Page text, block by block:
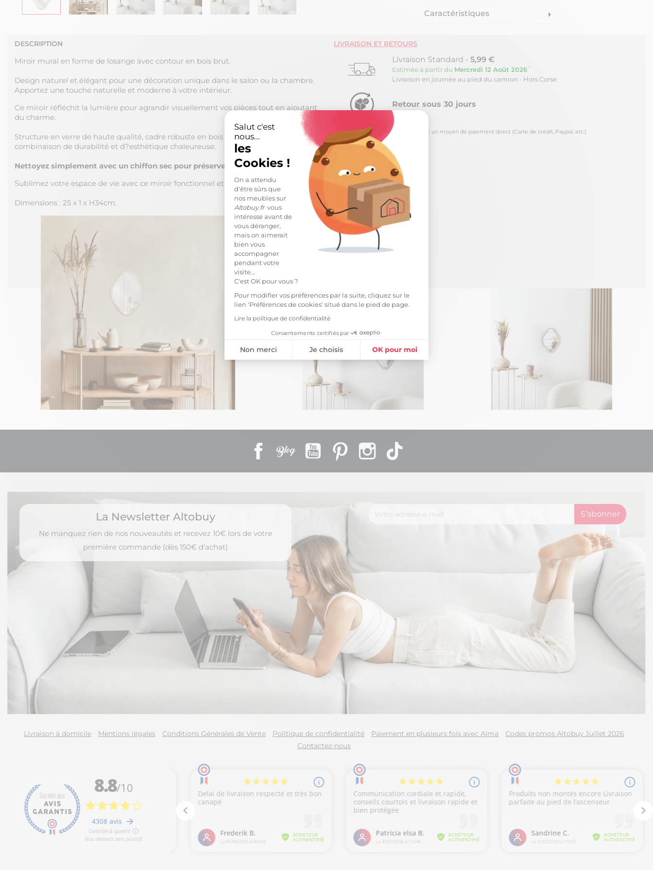
Salut c'est
nous...
les
Cookies !
On a attendu
d'être sûrs que
nos meubles sur
Altobuy.frvous
intéresse avant de
vous déranger,
mais on aimerait
bien vous
accompagner
pendant votre
visite...
C'est OK pour vous ?
Pour modifier vos préférences par la suite, cliquez sur le
lien 'Préférences de cookies' situé dans le pied de page.
Lire la politique de confidentialité
Consentements certifiés par
Non merci Je choisis OK pour moi
Plateforme de Gestion du Consentement : Personnalisez vos Options
Notre plateforme vous permet d'adapter et de gérer vos paramètres de confidentialité, en garantissant la conformité avec les
Caractéristiques arrow_right
DESCRIPTION
Miroir mural en forme de losange avec contour en bois brut.
Design naturel et élégant pour une décoration unique dans le salon ou la chambre.
Apportez une touche naturelle et moderne à votre intérieur.
Ce miroir réfléchit la lumière pour agrandir visuellement vos pièces tout en ajoutant
du charme.
Structure en verre de haute qualité, cadre robuste en bois et acier, offrant une
combinaison de durabilité et d?esthétique chaleureuse.
Nettoyez simplement avec un chiffon sec pour préserver sa beauté.
Sublimez votre espace de vie avec ce miroir fonctionnel et stylé.
Dimensions : 25 x 1 x H34cm.
LIVRAISON ET RETOURS
Livraison Standard - 5,99 €
Estimée à partir du Mercredi 12 Août 2026 *
Livraison en journée au pied du camion - Hors Corse
Retour sous 30 jours
pour toute commande passée avec un moyen de paiement direct (Carte de crédit, Paypal, etc.)
Facebook
Rss YouTube PinterestInstagram
La Newsletter Altobuy
Ne manquez rien de nos nouveautés et recevez 10€ lors de votre
première commande (dès 150€ d'achat)
Livraison à domicile Mentions légales Conditions Générales de Vente Politique de confidentialité Paiement en plusieurs fois avec Alma
Codes promos Altobuy Juillet 2026
Contactez-nous